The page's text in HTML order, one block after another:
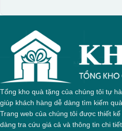
Tổng kho quà tặng của chúng tôi tự
giúp khách hàng dễ dàng tìm kiếm
Trang web của chúng tôi được thiết
dàng tra cứu giá cả và thông tin chi